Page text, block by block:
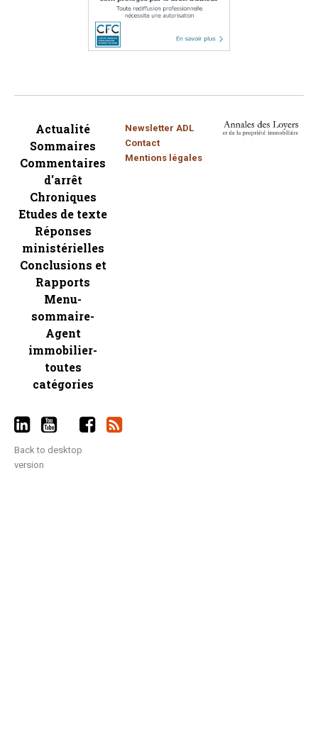
Actualité
Sommaires
Commentaires
d'arrêt
Chroniques
Etudes de texte
Réponses
ministérielles
Conclusions et
Rapports
Menu-
sommaire-
Agent
immobilier-
toutes
catégories
Newsletter ADL
Contact
Mentions légales
Back to desktop
version